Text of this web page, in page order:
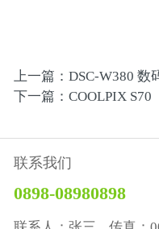
上一篇：DSC-W380 数
下一篇：COOLPIX S70
联系我们
0898-08980898